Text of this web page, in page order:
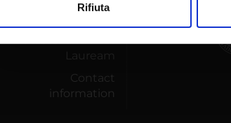
di analisi dei dati web, pubblicità e social
Rifiuta
Master and Post
Lauream
Contact
information